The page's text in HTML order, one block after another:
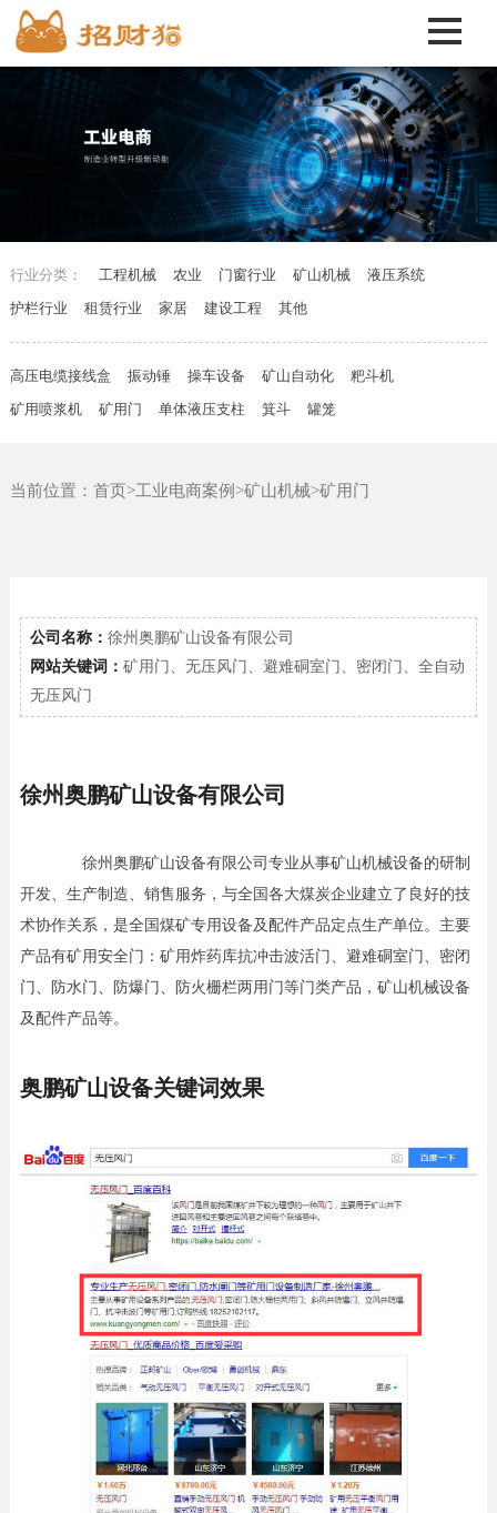
行业分类： 工程机械 农业 门窗行业 矿山机械
液压系统
护栏行业
租赁行业 家居 建设工程 其他
高压电缆接线盒 振动锤 操车设备 矿山自动化
粑斗机
矿用喷浆机
矿用门 单体液压支柱 箕斗 罐笼
当前位置： 首页>工业电商案例>矿山机械>矿用门
公司名称： 徐州奥鹏矿山设备有限公司
网站关键词： 矿用门、无压风门、避难硐室门、密闭门、全自动
无压风门
徐州奥鹏矿山设备有限公司
徐州奥鹏矿山设备有限公司专业从事矿山机械设备的研制
开发、生产制造、销售服务，与全国各大煤炭企业建立了良好的技
术协作关系，是全国煤矿专用设备及配件产品定点生产单位。主要
产品有矿用安全门：矿用炸药库抗冲击波活门、避难硐室门、密闭
门、防水门、防爆门、防火栅栏两用门等门类产品，矿山机械设备
及配件产品等。
奥鹏矿山设备关键词效果